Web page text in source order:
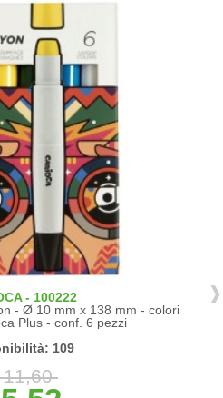
- 100222
- Ø 10 mm x 138 mm - colori
Plus - conf. 6 pezzi
109